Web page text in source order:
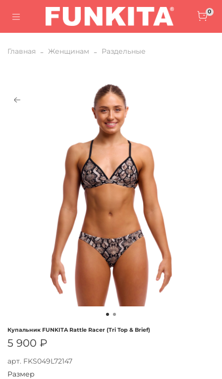
0
Главная Женщинам Раздельные
арт. FKS049L72147
Купальник FUNKITA Rattle Racer (Tri Top & Brief)
5 900 ₽
Размер